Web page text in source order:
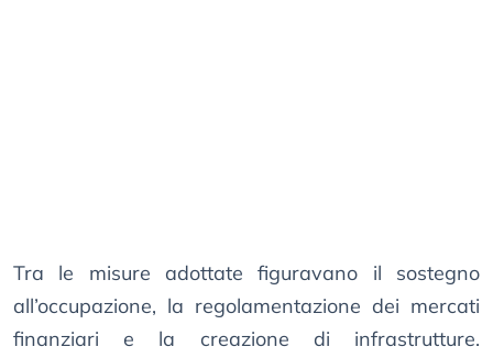
Tra le misure adottate figuravano il sostegno
all’occupazione, la regolamentazione dei mercati
finanziari e la creazione di infrastrutture.